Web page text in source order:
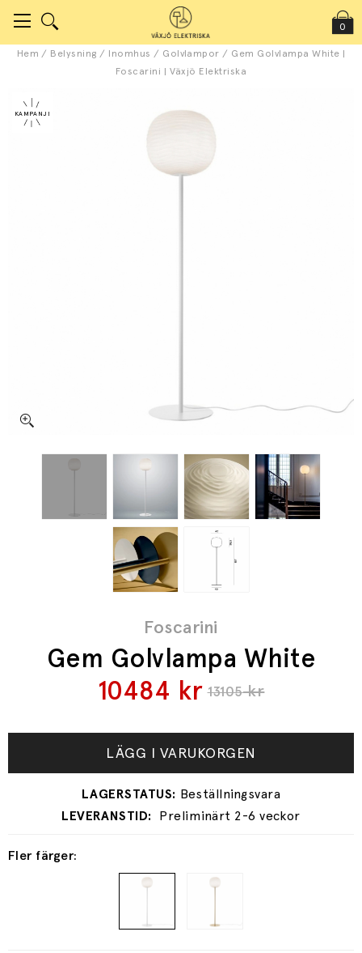
0
Hem / Belysning / Inomhus / Golvlampor / Gem Golvlampa White |
Foscarini | Växjö Elektriska
Foscarini
Gem Golvlampa White
13105kr
10484 kr
Fler färger:
LÄGG I VARUKORGEN
Preliminärt 2-6 veckor